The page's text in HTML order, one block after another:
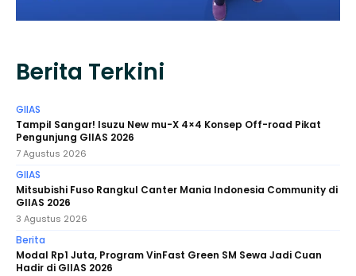
Berita Terkini
GIIAS
Tampil Sangar! Isuzu New mu-X 4×4 Konsep Off-road Pikat
Pengunjung GIIAS 2026
7 Agustus 2026
GIIAS
Mitsubishi Fuso Rangkul Canter Mania Indonesia Community di
GIIAS 2026
3 Agustus 2026
Berita
Modal Rp1 Juta, Program VinFast Green SM Sewa Jadi Cuan
Hadir di GIIAS 2026